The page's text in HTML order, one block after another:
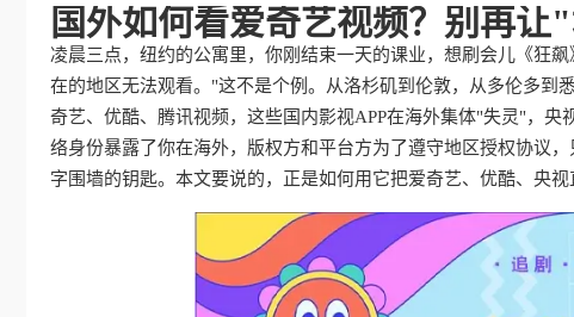
国外如何看爱奇艺视频？别再
凌晨三点，纽约的公寓里，你刚结束一天的课业，想刷会儿《狂
在的地区无法观看。"这不是个例。从洛杉矶到伦敦，从多伦多到
奇艺、优酷、腾讯视频，这些国内影视APP在海外集体"失灵"，
络身份暴露了你在海外，版权方和平台方为了遵守地区授权协议
字围墙的钥匙。本文要说的，正是如何用它把爱奇艺、优酷、央视